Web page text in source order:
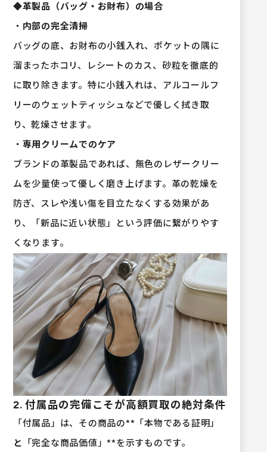
◆革製品（バッグ・お財布）の場合
・ 内部の完全清掃
バッグの底、お財布の小銭入れ、ポケットの隅に
溜まったホコリ、レシートのカス、砂粒を徹底的
に取り除きます。特に小銭入れは、アルコールフ
リーのウェットティッシュなどで優しく拭き取
り、乾燥させます。
・ 専用クリームでのケア
ブランドの革製品であれば、無色のレザークリー
ムを少量使って優しく磨き上げます。革の乾燥を
防ぎ、スレや浅い傷を目立たなくする効果があ
り、「新品に近い状態」という評価に繋がりやす
くなります。
2. 付属品の完備こそが高額買取の絶対条件
「付属品」は、その商品の**「本物である証明」
と
「完全な商品価値」**を示すものです。